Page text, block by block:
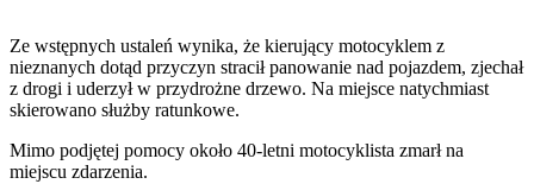
Ze wstępnych ustaleń wynika, że kierujący motocyklem z
nieznanych dotąd przyczyn stracił panowanie nad pojazdem, zjechał
z drogi i uderzył w przydrożne drzewo. Na miejsce natychmiast
skierowano służby ratunkowe.
Mimo podjętej pomocy około 40-letni motocyklista zmarł na
miejscu zdarzenia.